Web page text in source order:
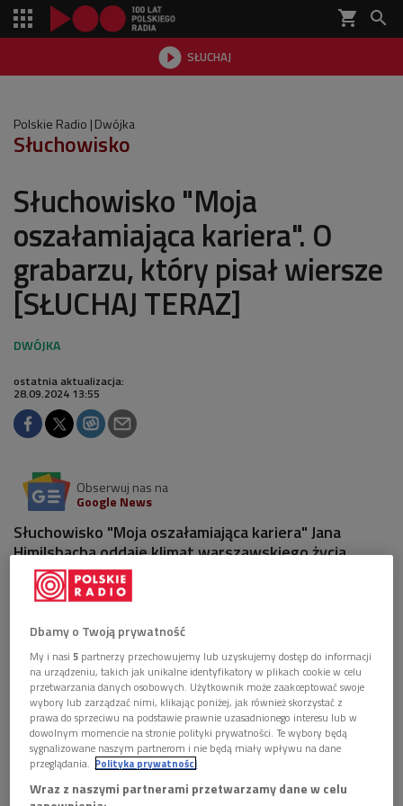
shopping_cart 
 SŁUCHAJ

Polskie Radio Dwójka
Słuchowisko
Słuchowisko "Moja
oszałamiająca kariera". O
grabarzu, który pisał wiersze
[SŁUCHAJ TERAZ]
ostatnia aktualizacja:
28.09.2024 13:55
Obserwuj nas na
Google News
Słuchowisko "Moja oszałamiająca kariera" Jana
Himilsbacha oddaje klimat warszawskiego życia
sprzed 40 lat. Główny bohater, Staszek, jest
grabarzem. Znudzony swoją pracą, zaczyna pisać
reżyserował Jan Warenycia.
Dbamy o Twoją prywatność
My i nasi5 partnerzy przechowujemy lub uzyskujemy dostęp do informacji
na urządzeniu, takich jak unikalne identyfikatory w plikach cookie w celu
przetwarzania danych osobowych. Użytkownik może zaakceptować swoje
wybory lub zarządzać nimi, klikając poniżej, jak również skorzystać z
prawa do sprzeciwu na podstawie prawnie uzasadnionego interesu lub w
dowolnym momencie na stronie polityki prywatności. Te wybory będą
sygnalizowane naszym partnerom i nie będą miały wpływu na dane
przeglądania. Polityka prywatności
Wraz z naszymi partnerami przetwarzamy dane w celu